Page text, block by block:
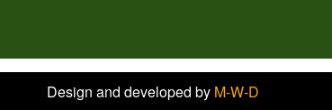
Design and developed by M-W-D